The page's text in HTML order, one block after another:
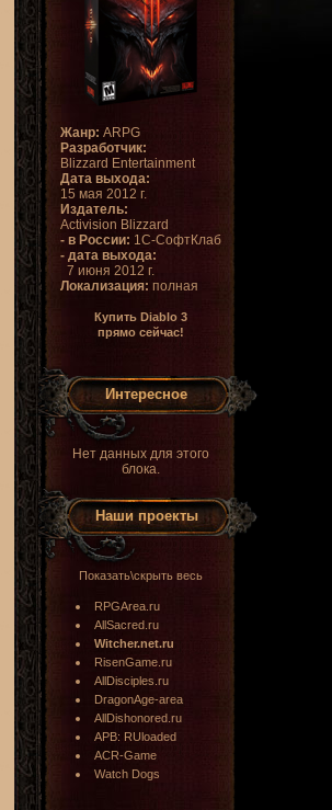
Жанр: ARPG
Разработчик:
Blizzard Entertainment
Дата выхода:
15 мая 2012 г.
Издатель:
Activision Blizzard
- в России: 1С-СофтКлаб
- дата выхода:
7 июня 2012 г.
Локализация: полная
Купить Diablo 3
прямо сейчас!
Интересное
Нет данных для этого
блока.
Наши проекты
Показать\скрыть весь
RPGArea.ru
AllSacred.ru
Witcher.net.ru
RisenGame.ru
AllDisciples.ru
DragonAge-area
AllDishonored.ru
APB: RUloaded
ACR-Game
Watch Dogs